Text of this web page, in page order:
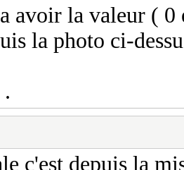
avoir la valeur (
la photo ci-
c'est depuis la